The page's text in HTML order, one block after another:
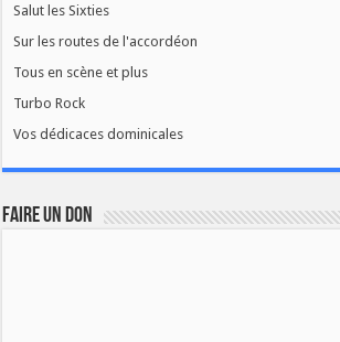
Salut les Sixties
Sur les routes de l'accordéon
Tous en scène et plus
Turbo Rock
Vos dédicaces dominicales
FAIRE UN DON